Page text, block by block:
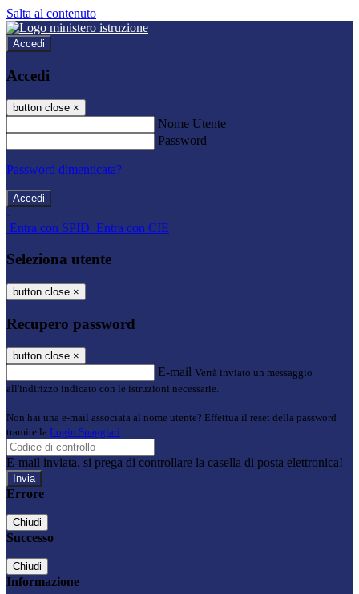
Salta al contenuto
Accedi
Accedi
button close ×
Nome Utente
Password
Password dimenticata?
-
Entra con SPID Entra con CIE
Seleziona utente
button close ×
Recupero password
button close ×
E-mail Verrà inviato un messaggio
all'indirizzo indicato con le istruzioni necessarie.
Non hai una e-mail associata al nome utente? Effettua il reset della password
tramite la Login Spaggiari
E-mail inviata, si prega di controllare la casella di posta elettronica!
Errore
Chiudi
Successo
Chiudi
Informazione